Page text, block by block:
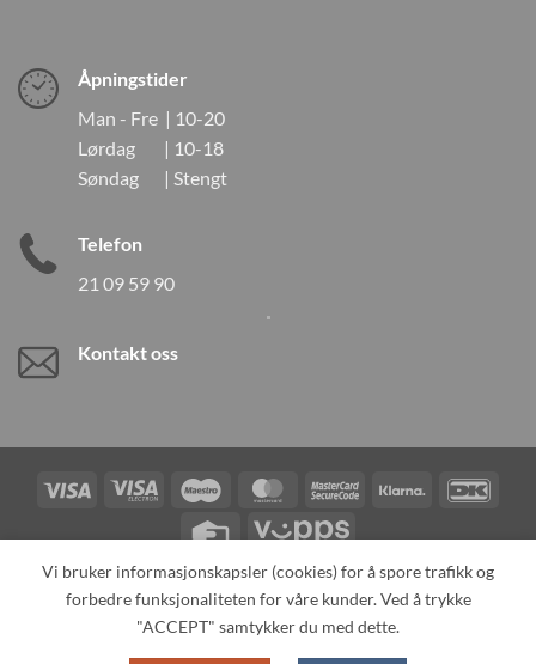
Åpningstider
Man - Fre | 10-20
Lørdag | 10-18
Søndag | Stengt
Telefon
21 09 59 90
Kontakt oss
Visa
Visa
Maestro MasterCardMasterCardKlarna
Credit
Vipps
TILBAKEKALLINGER KONTAKT OSS
OM OSS
SPESIALBESTILLING
MIN KONTO ALL PRODUCTS
Copyright 2026 ©Neo Tokyo by Neo Tokyo Norway AS -With Love
Vi bruker informasjonskapsler (cookies) for å spore trafikk og
forbedre funksjonaliteten for våre kunder. Ved å trykke
"ACCEPT" samtykker du med dette.